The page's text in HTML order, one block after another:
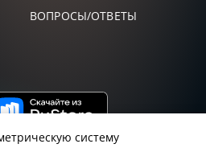
ВОПРОСЫ/ОТВЕТЫ
систему